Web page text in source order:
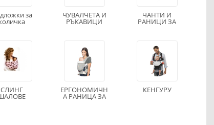
за ЧУВАЛЧЕТА И
РЪКАВИЦИ
ЧАНТИ И
РАНИЦИ ЗА
КОЛИЧКИ
СЛИНГ ЕРГОНОМИЧН
А РАНИЦА ЗА
БЕБЕ
КЕНГУРУ